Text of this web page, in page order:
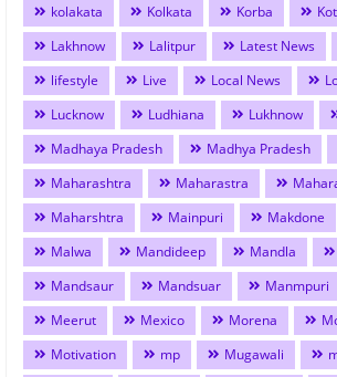
kolakata
Kolkata Korba
Lakhnow
Lalitpur Latest News
lifestyle
Live Local News
Lucknow
Ludhiana Lukhnow
Madhaya Pradesh
Madhya Pradesh
Maharashtra
Maharastra
Maharshtra
Mainpuri Makdone
Malwa
Mandideep Mandla
Mandsaur
Mandsuar Manmpuri
Meerut
Mexico Morena
Motivation
mp Mugawali